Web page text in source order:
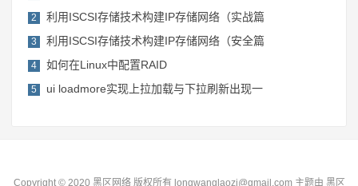
2 利用ISCSI存储技术构建IP存储网络（实战篇
3 利用ISCSI存储技术构建IP存储网络（安全篇
4 如何在Linux中配置RAID
5 ui loadmore实现上拉加载与下拉刷新出现一
Copyright © 2020 黑区网络 版权所有 longwanglaozi@gmail.com 主题由 黑区